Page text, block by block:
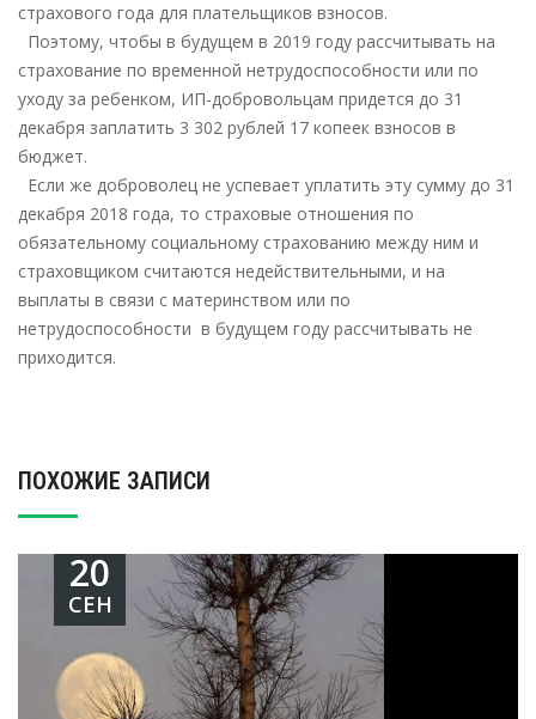
НА
ГОД
страхового года для плательщиков взносов.
Поэтому, чтобы в будущем в 2019 году рассчитывать на
страхование по временной нетрудоспособности или по
уходу за ребенком, ИП-добровольцам придется до 31
декабря заплатить 3 302 рублей 17 копеек взносов в
бюджет.
Если же доброволец не успевает уплатить эту сумму до 31
декабря 2018 года, то страховые отношения по
обязательному социальному страхованию между ним и
страховщиком считаются недействительными, и на
выплаты в связи с материнством или по
нетрудоспособности в будущем году рассчитывать не
приходится.
ПОХОЖИЕ ЗАПИСИ
20
СЕН